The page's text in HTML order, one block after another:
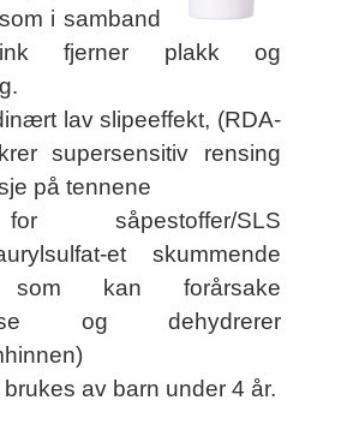
i samband
fjerner plakk og
lav slipeeffekt, (RDA-
supersensitiv rensing
på tennene
såpestoffer/SLS
et skummende
som kan forårsake
og dehydrerer
av barn under 4 år.